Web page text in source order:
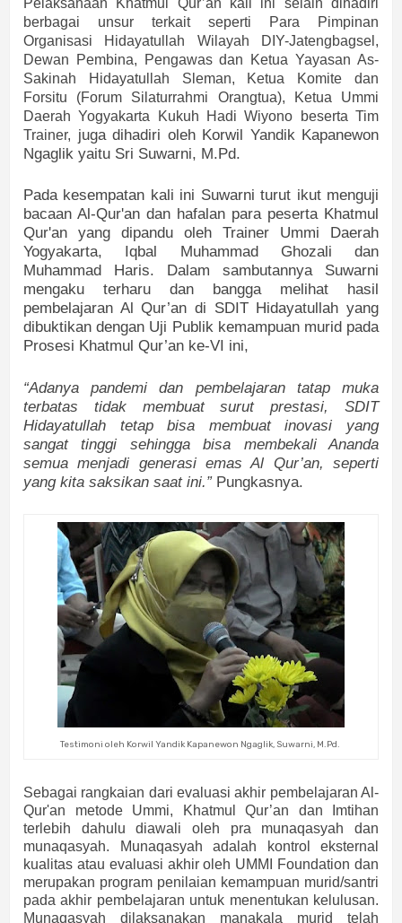
berbagai unsur terkait seperti Para Pimpinan
Organisasi Hidayatullah Wilayah DIY-Jatengbagsel,
Dewan Pembina, Pengawas dan Ketua Yayasan As-
Sakinah Hidayatullah Sleman, Ketua Komite dan
Forsitu (Forum Silaturrahmi Orangtua), Ketua Ummi
Daerah Yogyakarta Kukuh Hadi Wiyono beserta Tim
Trainer, juga dihadiri oleh Korwil Yandik Kapanewon
Ngaglik yaitu Sri Suwarni, M.Pd.
Pada kesempatan kali ini Suwarni turut ikut menguji
bacaan Al-Qur'an dan hafalan para peserta Khatmul
Qur'an yang dipandu oleh Trainer Ummi Daerah
Yogyakarta, Iqbal Muhammad Ghozali dan
Muhammad Haris. Dalam sambutannya Suwarni
mengaku terharu dan bangga melihat hasil
pembelajaran Al Qur’an di SDIT Hidayatullah yang
dibuktikan dengan Uji Publik kemampuan murid pada
Prosesi Khatmul Qur’an ke-VI ini,
“Adanya pandemi dan pembelajaran tatap muka
terbatas tidak membuat surut prestasi, SDIT
Hidayatullah tetap bisa membuat inovasi yang
sangat tinggi sehingga bisa membekali Ananda
semua menjadi generasi emas Al Qur’an, seperti
yang kita saksikan saat ini.”Pungkasnya.
Testimoni oleh Korwil Yandik Kapanewon Ngaglik, Suwarni, M.Pd.
Sebagai rangkaian dari evaluasi akhir pembelajaran Al-
Qur'an metode Ummi, Khatmul Qur’an dan Imtihan
terlebih dahulu diawali oleh pra munaqasyah dan
munaqasyah. Munaqasyah adalah kontrol eksternal
kualitas atau evaluasi akhir oleh UMMI Foundation dan
merupakan program penilaian kemampuan murid/santri
pada akhir pembelajaran untuk menentukan kelulusan.
Munaqasyah dilaksanakan manakala murid telah